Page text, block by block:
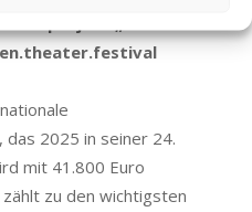
2025 in seiner 24.
mit 41.800 Euro
zu den wichtigsten